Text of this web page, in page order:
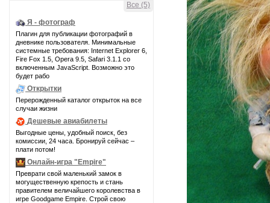
Все (5)
Я - фотограф
Плагин для публикации фотографий в
дневнике пользователя. Минимальные
системные требования: Internet Explorer 6,
Fire Fox 1.5, Opera 9.5, Safari 3.1.1 со
включенным JavaScript. Возможно это
будет рабо
Открытки
Перерожденный каталог открыток на все
случаи жизни
Дешевые авиабилеты
Выгодные цены, удобный поиск, без
комиссии, 24 часа. Бронируй сейчас –
плати потом!
Онлайн-игра "Empire"
Преврати свой маленький замок в
могущественную крепость и стань
правителем величайшего королевства в
игре Goodgame Empire. Строй свою